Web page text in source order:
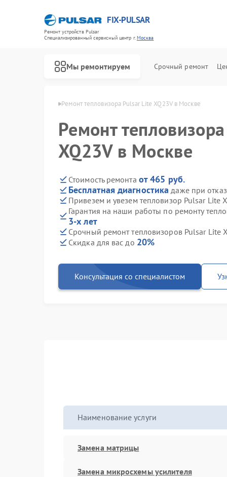
FIX-PULSAR
Ремонт устройств Pulsar
Специализированный cервисный центр г.Москва
Мы ремонтируем Срочный ремонт
Pulsar в Москве Ремонт тепловизора Pulsar Lite XQ23V в Москве
Ремонт
XQ23V в Москве
Стоимость ремонта от 465 руб.
Бесплатная диагностика даже при
Привезем и увезем тепловизор Pulsar Lite
Гарантия на наши работы по ремонту
3-х лет
Срочный ремонт тепловизоров Pulsar Lite
Скидка для вас до 20%
Консультация со специалистом
Наименование услуги
Замена матрицы
Замена микросхемы усилителя